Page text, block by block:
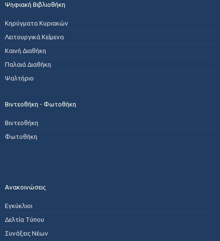
Ψηφιακή Βιβλιοθήκη
Κηρύγματα Κυριακών
Λειτουργικά Κείμενα
Καινή Διαθήκη
Παλαιά Διαθήκη
Ψαλτήριο
Βιντεοθήκη - Φωτοθήκη
Βιντεοθήκη
Φωτοθήκη
Ανακοινώσεις
Εγκύκλιοι
Δελτία Τύπου
Συνάξεις Νέων